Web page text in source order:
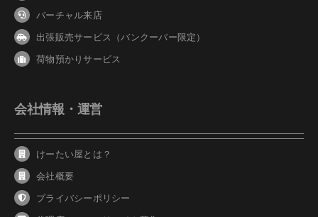
バーチャル来店
出張販売サービス（バンクーバー限定）
荷物預かりサービス
会社情報・運営
けーたい屋とは？
会社概要
プライバシーポリシー